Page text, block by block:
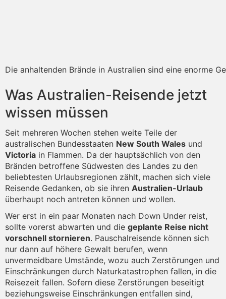
Die anhaltenden Brände in Australien sind eine enorme
Was Australien-Reisende jetzt
wissen müssen
Seit mehreren Wochen stehen weite Teile der
australischen Bundesstaaten New South Wales und
Victoria in Flammen. Da der hauptsächlich von den
Bränden betroffene Südwesten des Landes zu den
beliebtesten Urlaubsregionen zählt, machen sich viele
Reisende Gedanken, ob sie ihren Australien-Urlaub
überhaupt noch antreten können und wollen.
Wer erst in ein paar Monaten nach Down Under reist,
sollte vorerst abwarten und die geplante Reise nicht
vorschnell stornieren. Pauschalreisende können sich
nur dann auf höhere Gewalt berufen, wenn
unvermeidbare Umstände, wozu auch Zerstörungen und
Einschränkungen durch Naturkatastrophen fallen, in die
Reisezeit fallen. Sofern diese Zerstörungen beseitigt
beziehungsweise Einschränkungen entfallen sind,